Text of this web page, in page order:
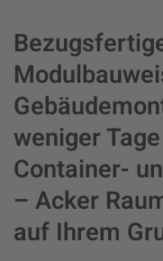
weniger
Container-
– Acker
auf Ihrem